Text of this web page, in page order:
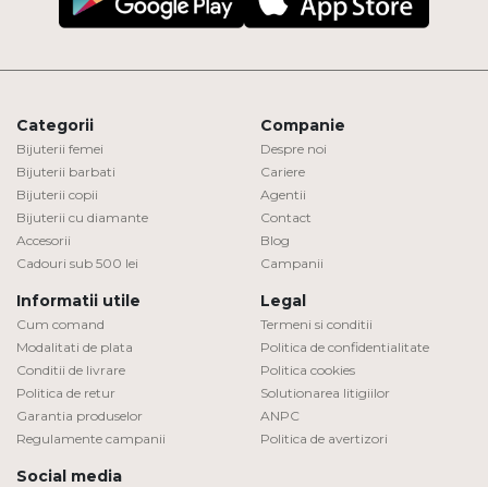
Categorii
Bijuterii femei
Bijuterii barbati
Bijuterii copii
Bijuterii cu diamante
Accesorii
Cadouri sub 500 lei
Companie
Despre noi
Cariere
Agentii
Contact
Blog
Campanii
Informatii utile
Cum comand
Modalitati de plata
Conditii de livrare
Politica de retur
Garantia produselor
Regulamente campanii
Legal
Termeni si conditii
Politica de confidentialitate
Politica cookies
Solutionarea litigiilor
ANPC
Politica de avertizori
Social media